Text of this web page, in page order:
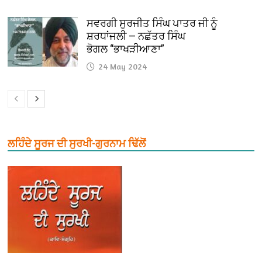
ਸਵਰਗੀ ਸੁਰਜੀਤ ਸਿੰਘ ਪਾਤਰ ਜੀ ਨੂੰ
ਸ਼ਰਧਾਂਜਲੀ — ਨਛੱਤਰ ਸਿੰਘ
ਭੋਗਲ “ਭਾਖੜੀਆਣਾ”
24 May 2024
ਲਹਿੰਦੇ ਸੂਰਜ ਦੀ ਸੁਰਖੀ-ਗੁਰਨਾਮ ਢਿੱਲੋਂ